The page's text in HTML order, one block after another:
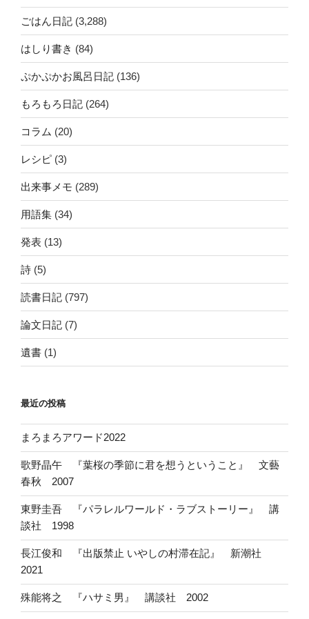
ごはん日記 (3,288)
はしり書き (84)
ぷかぷかお風呂日記 (136)
もろもろ日記 (264)
コラム (20)
レシピ (3)
出来事メモ (289)
用語集 (34)
発表 (13)
詩 (5)
読書日記 (797)
論文日記 (7)
遺書 (1)
最近の投稿
まろまろアワード2022
歌野晶午 『葉桜の季節に君を想うということ』 文藝
春秋 2007
東野圭吾 『パラレルワールド・ラブストーリー』 講
談社 1998
長江俊和 『出版禁止 いやしの村滞在記』 新潮社
2021
殊能将之 『ハサミ男』 講談社 2002